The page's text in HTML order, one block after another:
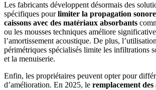
Les fabricants développent désormais des
spécifiques pourlimiter la propagation sonore
caissons avec des matériaux absorbants
ou les mousses techniques améliore
l’amortissement acoustique. De plus,
périmétriques spécialisés limite les infiltrations
et la menuiserie.
Enfin, les propriétaires peuvent opter pour
d’amélioration. En 2025, le remplacement